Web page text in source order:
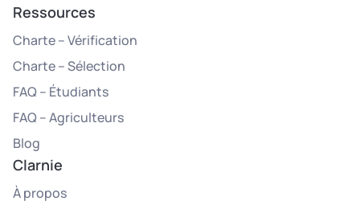
Ressources
Charte – Vérification
Charte – Sélection
FAQ – Étudiants
FAQ – Agriculteurs
Blog
Clarnie
À propos